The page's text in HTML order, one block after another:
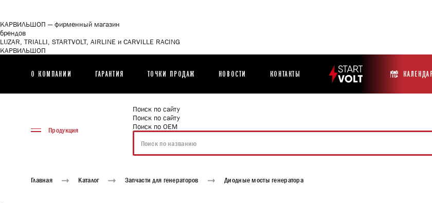
version="1.0"
encoding="utf-
8"?
>
КАРВИЛЬШОП — фирменный магазин
брендов
LUZAR, TRIALLI, STARTVOLT, AIRLINE и CARVILLE RACING
КАРВИЛЬШОП
О КОМПАНИИ ГАРАНТИЯ ТОЧКИ ПРОДАЖ НОВОСТИ КОНТАКТЫ
Продукция
Поиск по сайту
Поиск по сайту
Поиск по ОЕМ
Главная Каталог Запчасти для генераторов Диодные мосты генератора